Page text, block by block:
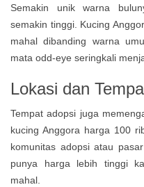
Semakin unik warna
semakin tinggi. Kucing
mahal dibanding warna
mata odd-eye seringkali
Lokasi dan
Tempat adopsi juga
kucing Anggora harga 100
komunitas adopsi atau
punya harga lebih tinggi
mahal.